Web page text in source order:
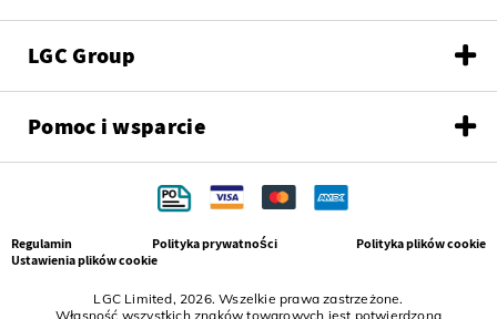
LGC Group
Pomoc i wsparcie
LGC Limited, 2026. Wszelkie prawa zastrzeżone.
Własność wszystkich znaków towarowych jest potwierdzona
Regulamin Polityka prywatności
Polityka plików cookie
Ustawienia plików cookie